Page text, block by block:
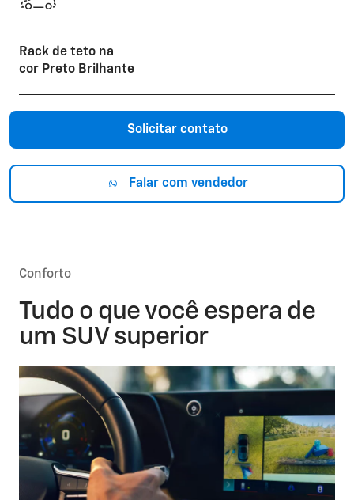
Rack de teto na
cor Preto Brilhante
Solicitar contato
Falar com vendedor
Conforto
Tudo o que você espera de
um SUV superior